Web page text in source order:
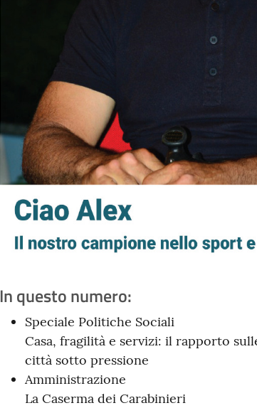
In questo numero:
Speciale Politiche Sociali
Casa, fragilità e servizi: il rapporto
città sotto pressione
Amministrazione
La Caserma dei Carabinieri